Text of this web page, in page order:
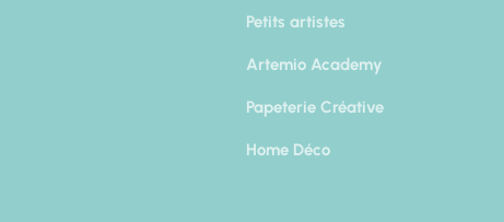
Petits artistes
Artemio Academy
Papeterie Créative
Home Déco